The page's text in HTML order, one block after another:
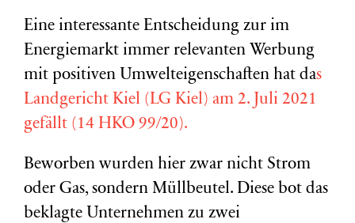
Eine interessante Entscheidung zur im
Energiemarkt immer relevanten Werbung
mit positiven Umwelteigenschaften hat das
Landgericht Kiel (LG Kiel) am 2. Juli 2021
gefällt (14 HKO 99/20).
Beworben wurden hier zwar nicht Strom
oder Gas, sondern Müllbeutel. Diese bot das
beklagte Unternehmen zu zwei